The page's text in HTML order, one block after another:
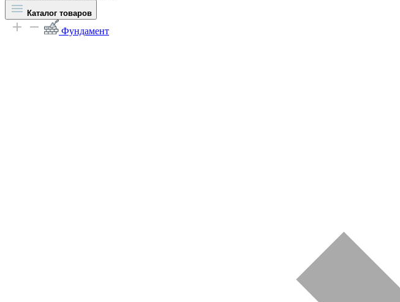
Каталог товаров
Фундамент